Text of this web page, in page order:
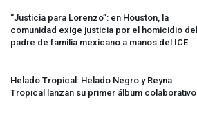
“Justicia para Lorenzo”: en Houston, la
comunidad exige justicia por el homicidio del
padre de familia mexicano a manos del ICE
Helado Tropical: Helado Negro y Reyna
Tropical lanzan su primer álbum colaborativo